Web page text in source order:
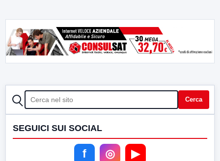
CERCA Cerca
SEGUICI SUI SOCIAL
f ◎ ▶